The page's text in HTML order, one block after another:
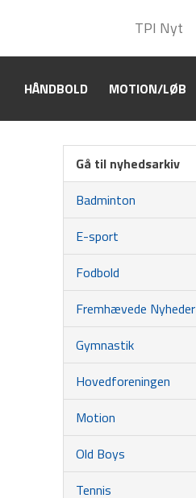
TPI Nyt
HÅNDBOLD MOTION/LØB
TPI Nyt
HÅNDBOLD MOTION/LØB
Gå til nyhedsarkiv
Badminton
E-sport
Fodbold
Fremhævede Nyheder
Gymnastik
Hovedforeningen
Motion
Old Boys
Tennis